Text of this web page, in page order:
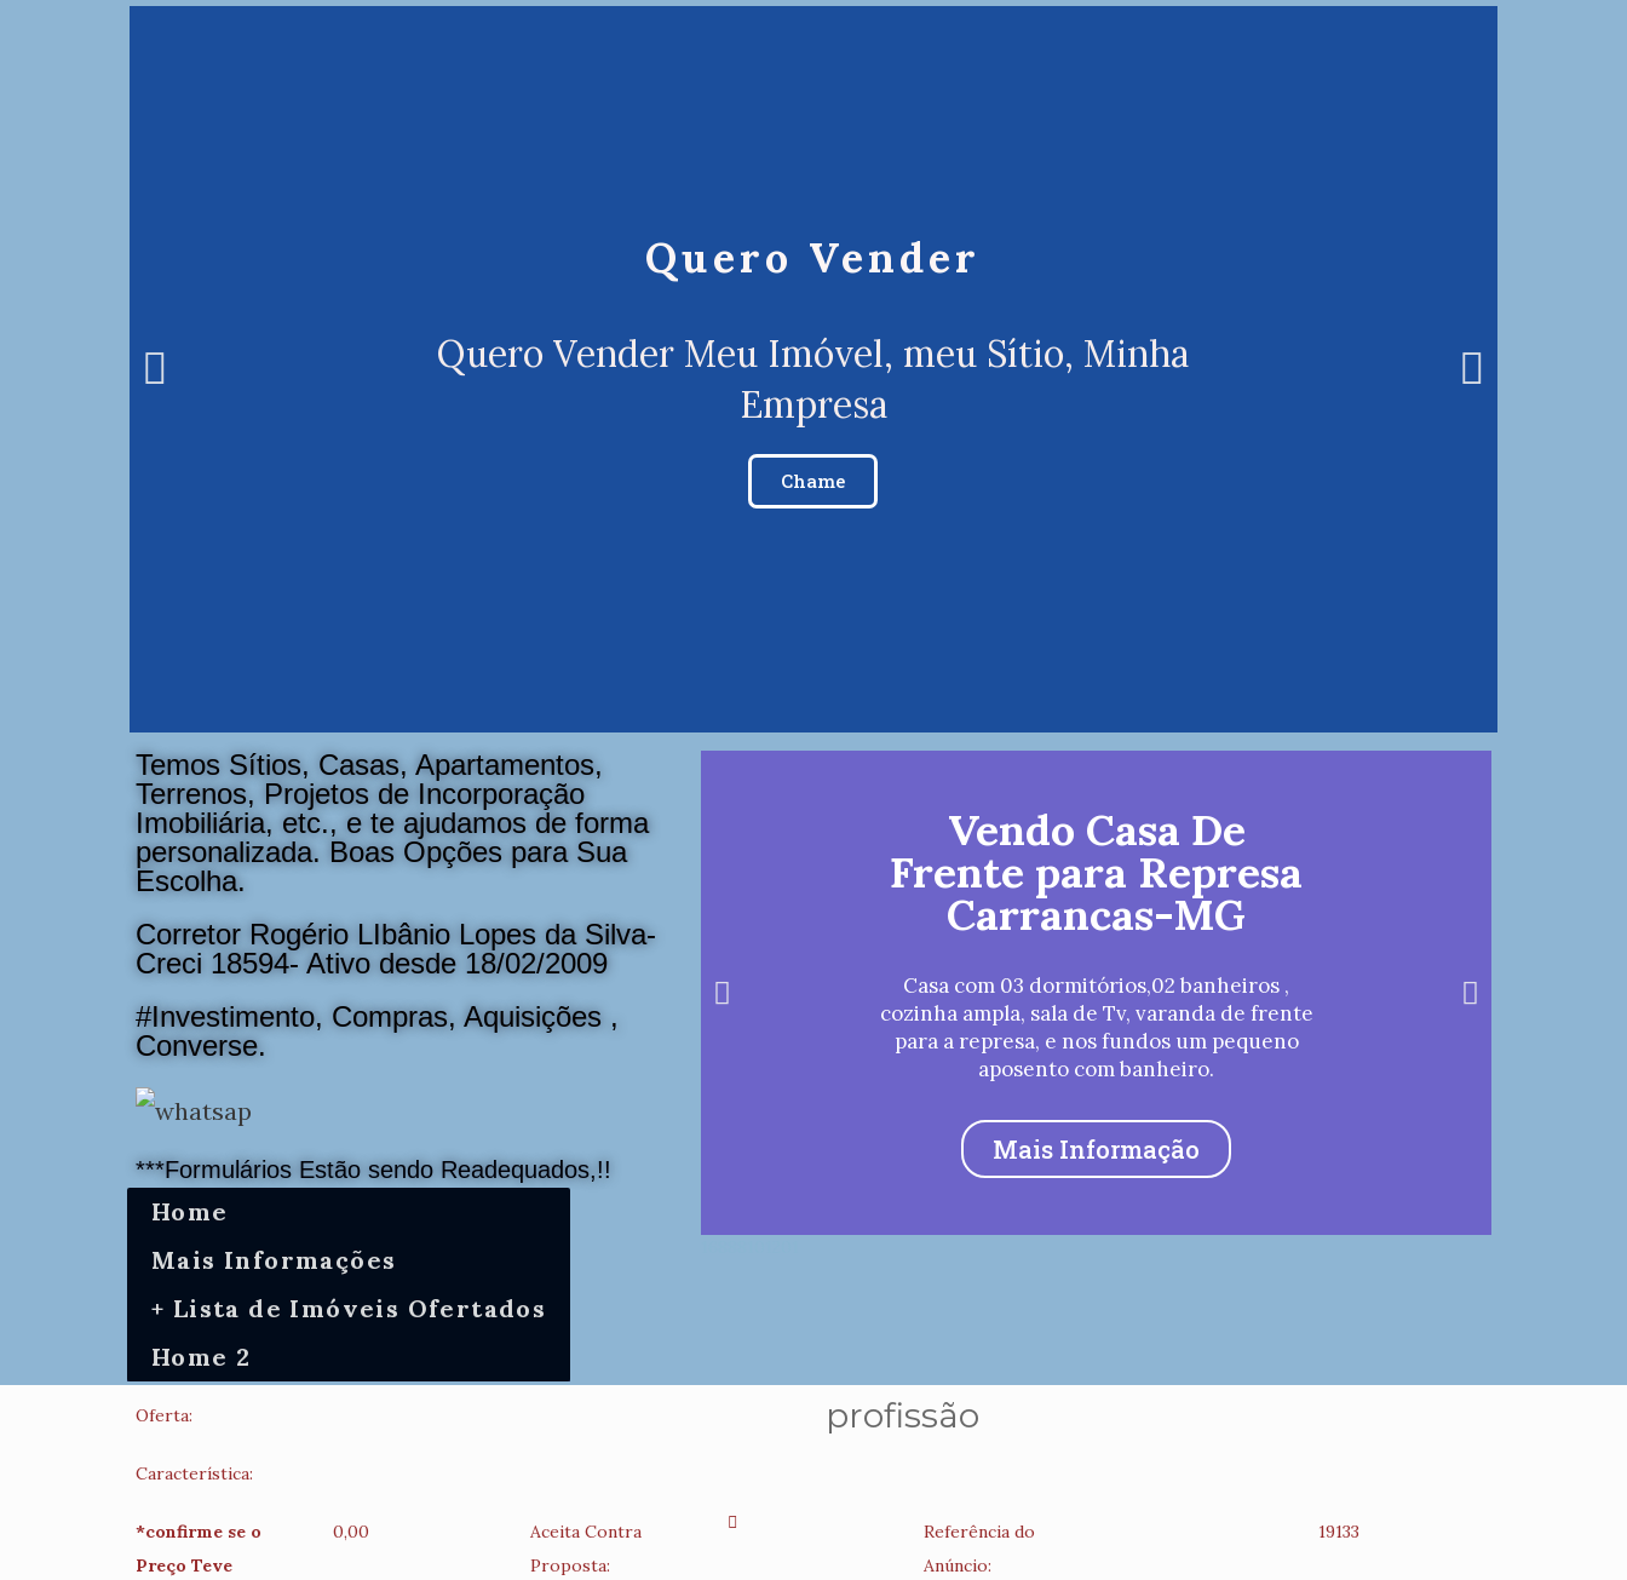
Quero Vender
Quero Vender Meu Imóvel, meu Sítio, Minha
Empresa
Chame
Temos Sítios, Casas, Apartamentos,
Terrenos, Projetos de Incorporação
Imobiliária, etc., e te ajudamos de forma
personalizada. Boas Opções para Sua
Escolha.
Corretor Rogério LIbânio Lopes da Silva-
Creci 18594- Ativo desde 18/02/2009
#Investimento, Compras, Aquisições ,
Converse.
***Formulários Estão sendo Readequados,!!
Home
Mais Informações
+ Lista de Imóveis Ofertados
Home 2
Vendo Casa De
Frente para Represa
Carrancas-MG
Casa com 03 dormitórios,02 banheiros ,
cozinha ampla, sala de Tv, varanda de frente
para a represa, e nos fundos um pequeno
aposento com banheiro.
Mais Informação
Oferta: profissão
Característica:
*confirme se o
Preço Teve
0,00
Aceita Contra
Proposta:
Referência do
Anúncio:
19133